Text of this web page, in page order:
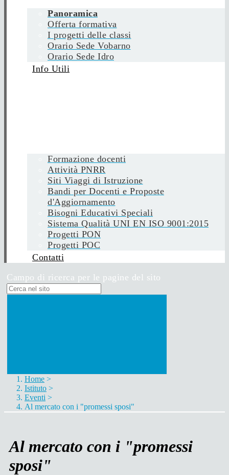
Panoramica
Offerta formativa
I progetti delle classi
Orario Sede Vobarno
Orario Sede Idro
Info Utili
Formazione docenti
Attività PNRR
Siti Viaggi di Istruzione
Bandi per Docenti e Proposte
d'Aggiornamento
Bisogni Educativi Speciali
Sistema Qualità UNI EN ISO 9001:2015
Progetti PON
Progetti POC
Contatti
Campo di ricerca per le pagine del sito
Home >
Istituto >
Eventi >
Al mercato con i "promessi sposi"
Al mercato con i "promessi
sposi"